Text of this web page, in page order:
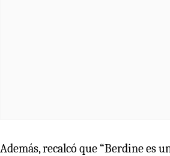
Además, recalcó que “Berdine es